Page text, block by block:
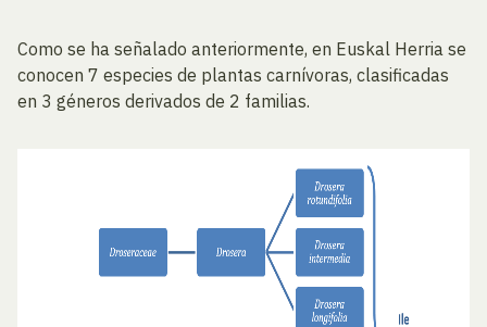
Como se ha señalado anteriormente, en Euskal Herria se
conocen 7 especies de plantas carnívoras, clasificadas
en 3 géneros derivados de 2 familias.